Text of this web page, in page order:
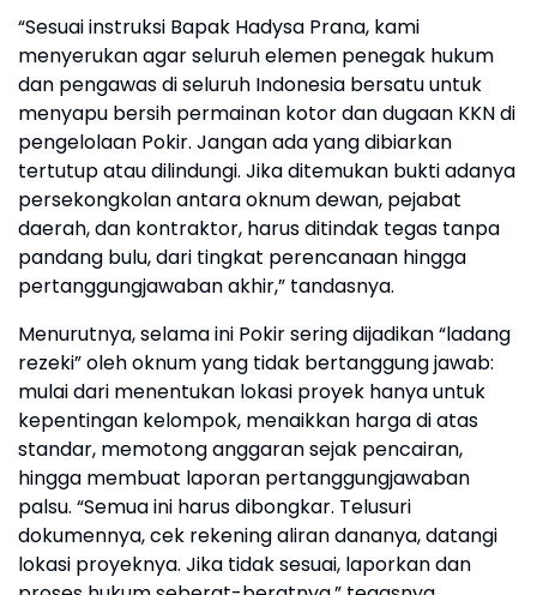
“Sesuai instruksi Bapak Hadysa Prana, kami
menyerukan agar seluruh elemen penegak hukum
dan pengawas di seluruh Indonesia bersatu untuk
menyapu bersih permainan kotor dan dugaan KKN di
pengelolaan Pokir. Jangan ada yang dibiarkan
tertutup atau dilindungi. Jika ditemukan bukti adanya
persekongkolan antara oknum dewan, pejabat
daerah, dan kontraktor, harus ditindak tegas tanpa
pandang bulu, dari tingkat perencanaan hingga
pertanggungjawaban akhir,” tandasnya.
Menurutnya, selama ini Pokir sering dijadikan “ladang
rezeki” oleh oknum yang tidak bertanggung jawab:
mulai dari menentukan lokasi proyek hanya untuk
kepentingan kelompok, menaikkan harga di atas
standar, memotong anggaran sejak pencairan,
hingga membuat laporan pertanggungjawaban
palsu. “Semua ini harus dibongkar. Telusuri
dokumennya, cek rekening aliran dananya, datangi
lokasi proyeknya. Jika tidak sesuai, laporkan dan